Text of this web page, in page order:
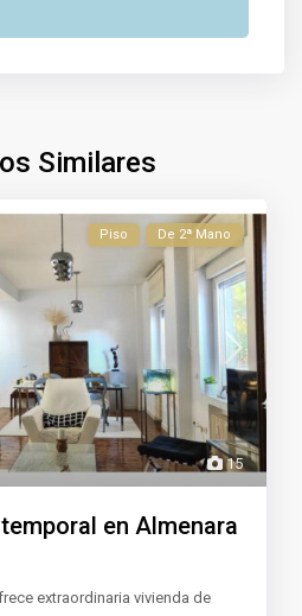
Similares
15
Piso De 2ª Mano
en Almenara
extraordinaria vivienda de